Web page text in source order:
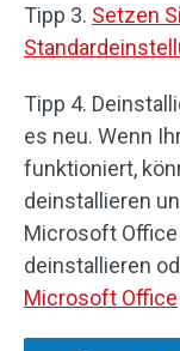
Tipp 3. Setzen
Tipp 4.
es neu. Wenn
funktioniert,
deinstallieren
Microsoft
deinstallieren
Microsoft Office